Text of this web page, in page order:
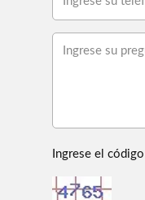
Ingrese el